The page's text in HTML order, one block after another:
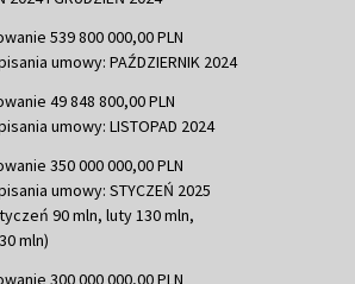
539 800 000,00 PLN
umowy: PAŹDZIERNIK 2024
49 848 800,00 PLN
umowy: LISTOPAD 2024
350 000 000,00 PLN
umowy: STYCZEŃ 2025
90 mln, luty 130 mln,
mln)
300 000 000,00 PLN